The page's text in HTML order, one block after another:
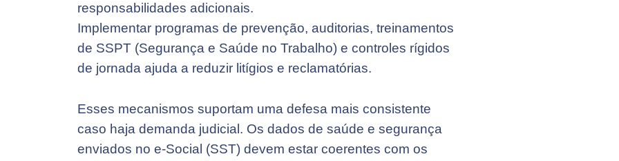
responsabilidades adicionais.
Implementar programas de prevenção, auditorias, treinamentos
de SSPT (Segurança e Saúde no Trabalho) e controles rígidos
de jornada ajuda a reduzir litígios e reclamatórias.
Esses mecanismos suportam uma defesa mais consistente
caso haja demanda judicial. Os dados de saúde e segurança
enviados no e-Social (SST) devem estar coerentes com os